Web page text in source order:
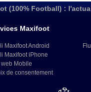
(100% Football) :
Maxifoot
Maxifoot Android
Maxifoot iPhone
Mobile
de consentement